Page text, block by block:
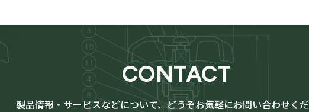
LPG（高圧ガス）設備用
CONTACT
製品情報・サービスなどについて、どうぞお気軽にお問い合わせくだ